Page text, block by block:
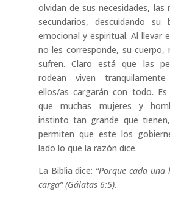
olvidan de sus necesidades, las
secundarios, descuidando su
emocional y espiritual. Al llevar
no les corresponde, su cuerpo,
sufren. Claro está que las
rodean viven
ellos/as cargarán con todo.
que muchas mujeres y
instinto tan grande que
permiten que este los
lado lo que la razón dice.
La Biblia dice: “Porque cada
carga” (Gálatas 6:5).